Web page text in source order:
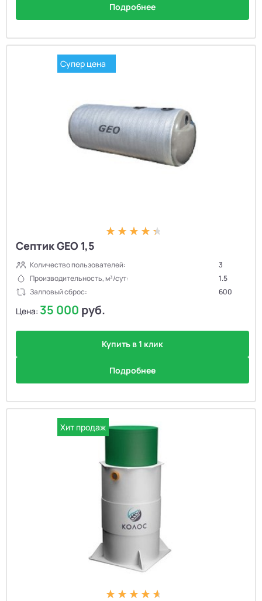
Подробнее
Супер цена
Септик GEO 1,5
Количество пользователей:
3
Производительность, м³/сут:
1.5
Залповый сброс:
600
Цена: 35 000 руб.
Купить в 1 клик
Подробнее
Хит продаж